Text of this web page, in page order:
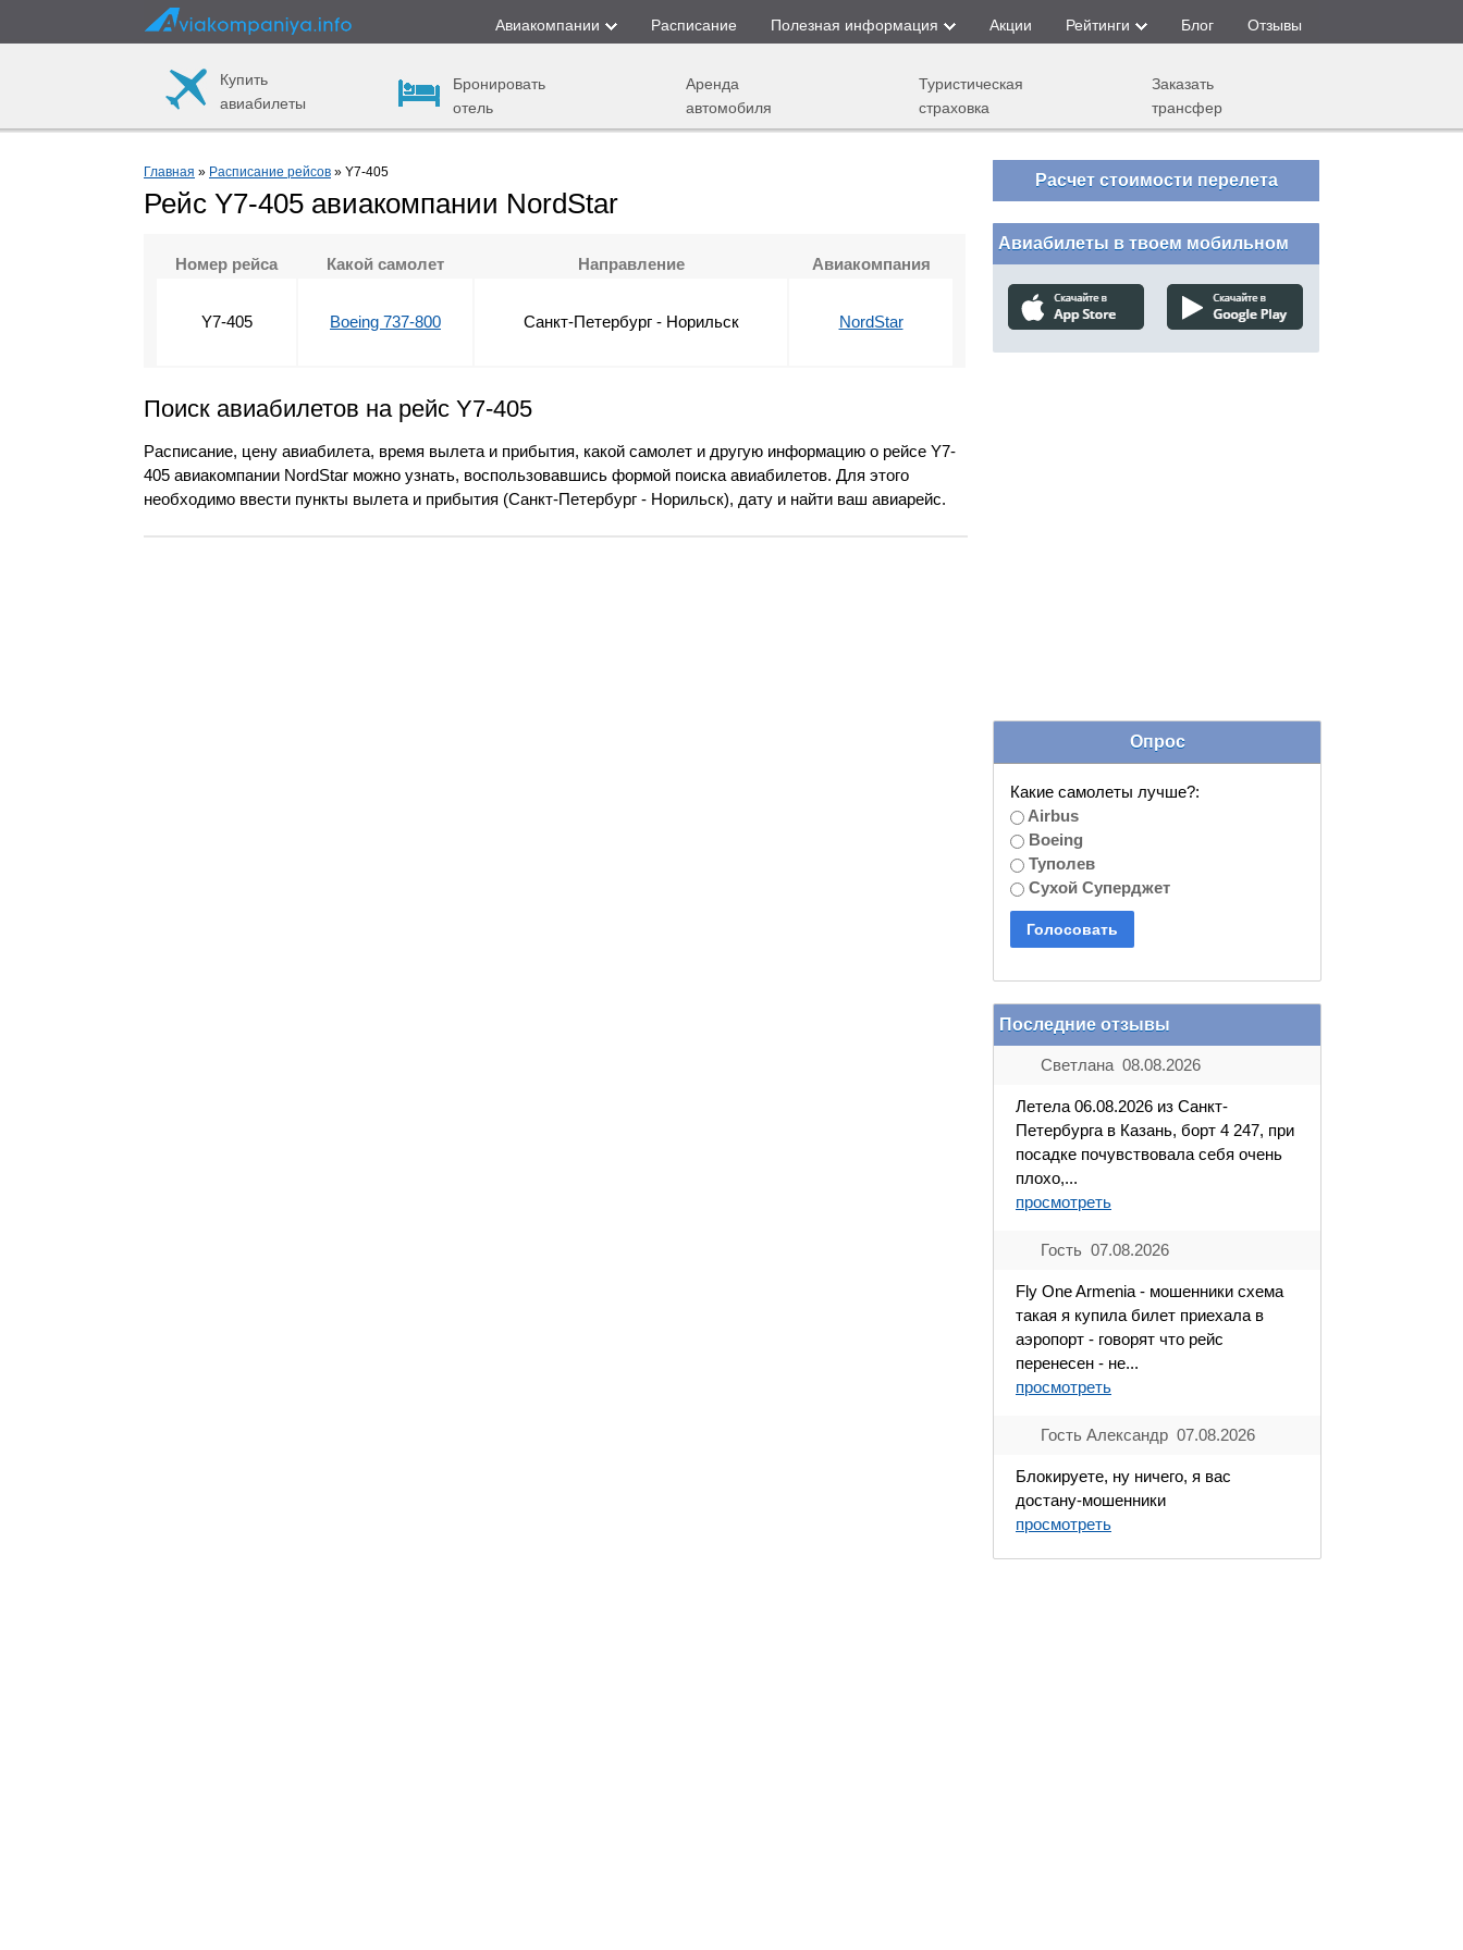
Авиакомпании Расписание Полезная информация Акции Рейтинги Блог Отзывы
Купить
авиабилеты
Бронировать
отель
Аренда
автомобиля
Туристическая
страховка
Заказать
трансфер
Главная » Расписание рейсов » Y7-405
Рейс Y7-405 авиакомпании NordStar
Номер рейса Какой самолет Направление Авиакомпания
Y7-405 Boeing 737-800 Санкт-Петербург - Норильск NordStar
Поиск авиабилетов на рейс Y7-405
Расписание, цену авиабилета, время вылета и прибытия, какой самолет и другую информацию о рейсе Y7-
405 авиакомпании NordStar можно узнать, воспользовавшись формой поиска авиабилетов. Для этого
необходимо ввести пункты вылета и прибытия (Санкт-Петербург - Норильск), дату и найти ваш авиарейс.
Расчет стоимости перелета
Авиабилеты в твоем мобильном
Опрос
Какие самолеты лучше?:
Airbus
Boeing
Туполев
Сухой Суперджет
Последние отзывы
Светлана 08.08.2026
Летела 06.08.2026 из Санкт-
Петербурга в Казань, борт 4 247, при
посадке почувствовала себя очень
плохо,...
просмотреть
Гость 07.08.2026
Fly One Armenia - мошенники схема
такая я купила билет приехала в
аэропорт - говорят что рейс
перенесен - не...
просмотреть
Гость Александр 07.08.2026
Блокируете, ну ничего, я вас
достану-мошенники
просмотреть